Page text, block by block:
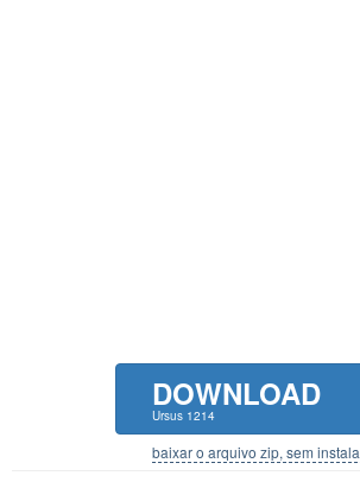
DOWNLOAD
Ursus 1214
baixar o arquivo zip, sem